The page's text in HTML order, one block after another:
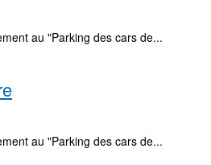
au "Parking des cars de...
au "Parking des cars de...